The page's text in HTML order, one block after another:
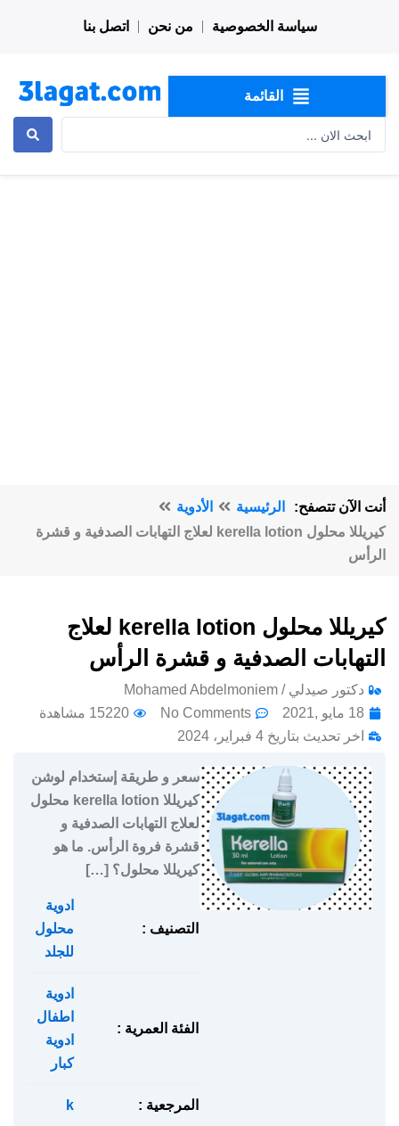
سياسة الخصوصية من نحن اتصل بنا
القائمة
أنت الآن تتصفح: الرئيسية
الأدوية
كيريللا محلول kerella lotion لعلاج التهابات الصدفية و قشرة
الرأس
كيريللا محلول kerella lotion لعلاج
التهابات الصدفية و قشرة الرأس
دكتور صيدلي / Mohamed Abdelmoniem
18 مايو ,2021
No Comments
15220 مشاهدة
اخر تحديث بتاريخ 4 فبراير، 2024
سعر و طريقة إستخدام لوشن
كيريللا kerella lotion محلول
لعلاج التهابات الصدفية و
قشرة فروة الرأس. ما هو
كيريللا محلول؟ […]
التصنيف :
ادوية
محلول
للجلد
الفئة العمرية :
ادوية
اطفال
ادوية
كبار
المرجعية : k